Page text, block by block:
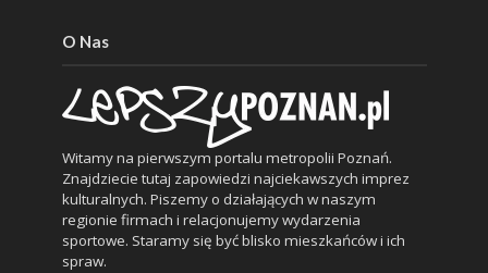
O Nas
Witamy na pierwszym portalu metropolii Poznań.
Znajdziecie tutaj zapowiedzi najciekawszych imprez
kulturalnych. Piszemy o działających w naszym
regionie firmach i relacjonujemy wydarzenia
sportowe. Staramy się być blisko mieszkańców i ich
spraw.